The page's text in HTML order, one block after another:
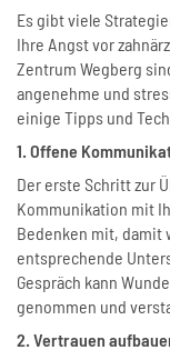
Es gibt viele
Ihre Angst vor
Zentrum Wegberg
angenehme und
einige Tipps und
1. Offene
Der erste Schritt zur
Kommunikation mit
Bedenken mit, damit
entsprechende
Gespräch kann
genommen und
2. Vertrauen